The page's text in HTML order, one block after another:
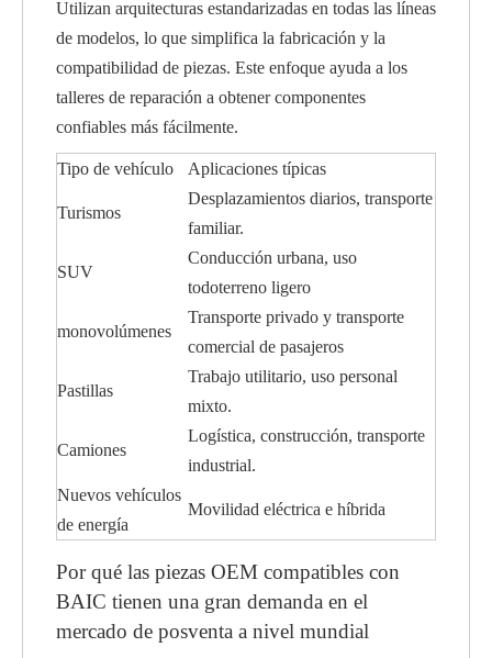
Utilizan arquitecturas estandarizadas en todas las líneas
de modelos, lo que simplifica la fabricación y la
compatibilidad de piezas. Este enfoque ayuda a los
talleres de reparación a obtener componentes
confiables más fácilmente.
Tipo de vehículo Aplicaciones típicas
Turismos
Desplazamientos diarios, transporte
familiar.
SUV
Conducción urbana, uso
todoterreno ligero
monovolúmenes
Transporte privado y transporte
comercial de pasajeros
Pastillas
Trabajo utilitario, uso personal
mixto.
Camiones
Logística, construcción, transporte
industrial.
Nuevos vehículos
de energía
Movilidad eléctrica e híbrida
Por qué las piezas OEM compatibles con
BAIC tienen una gran demanda en el
mercado de posventa a nivel mundial